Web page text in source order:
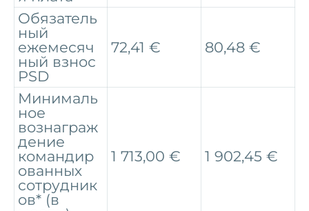
Обязатель
ный
ежемесяч
ный взнос
PSD
72,41 € 80,48 €
Минималь
ное
вознаграж
дение
командир
ованных
сотрудник
ов* (в
1 713,00 € 1 902,45 €